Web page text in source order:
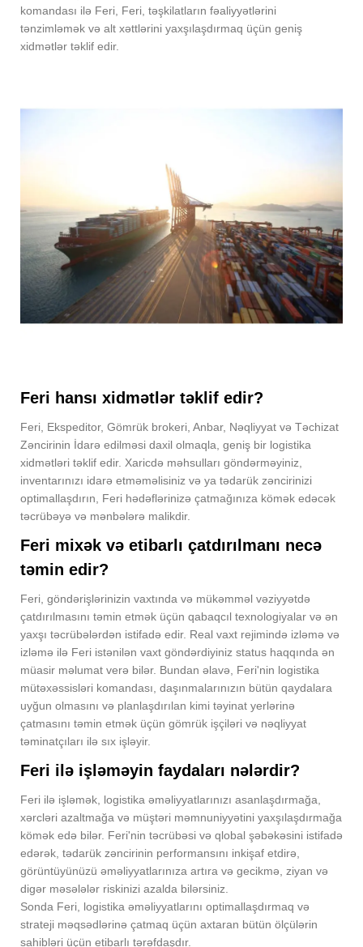
komandası ilə Feri, Feri, təşkilatların fəaliyyətlərini
tənzimləmək və alt xəttlərini yaxşılaşdırmaq üçün geniş
xidmətlər təklif edir.
Feri hansı xidmətlər təklif edir?
Feri, Ekspeditor, Gömrük brokeri, Anbar, Nəqliyyat və Təchizat
Zəncirinin İdarə edilməsi daxil olmaqla, geniş bir logistika
xidmətləri təklif edir. Xaricdə məhsulları göndərməyiniz,
inventarınızı idarə etməməlisiniz və ya tədarük zəncirinizi
optimallaşdırın, Feri hədəflərinizə çatmağınıza kömək edəcək
təcrübəyə və mənbələrə malikdir.
Feri mixək və etibarlı çatdırılmanı necə
təmin edir?
Feri, göndərişlərinizin vaxtında və mükəmməl vəziyyətdə
çatdırılmasını təmin etmək üçün qabaqcıl texnologiyalar və ən
yaxşı təcrübələrdən istifadə edir. Real vaxt rejimində izləmə və
izləmə ilə Feri istənilən vaxt göndərdiyiniz status haqqında ən
müasir məlumat verə bilər. Bundan əlavə, Feri'nin logistika
mütəxəssisləri komandası, daşınmalarınızın bütün qaydalara
uyğun olmasını və planlaşdırılan kimi təyinat yerlərinə
çatmasını təmin etmək üçün gömrük işçiləri və nəqliyyat
təminatçıları ilə sıx işləyir.
Feri ilə işləməyin faydaları nələrdir?
Feri ilə işləmək, logistika əməliyyatlarınızı asanlaşdırmağa,
xərcləri azaltmağa və müştəri məmnuniyyətini yaxşılaşdırmağa
kömək edə bilər. Feri'nin təcrübəsi və qlobal şəbəkəsini istifadə
edərək, tədarük zəncirinin performansını inkişaf etdirə,
görüntüyünüzü əməliyyatlarınıza artıra və gecikmə, ziyan və
digər məsələlər riskinizi azalda bilərsiniz.
Sonda Feri, logistika əməliyyatlarını optimallaşdırmaq və
strateji məqsədlərinə çatmaq üçün axtaran bütün ölçülərin
sahibləri üçün etibarlı tərəfdaşdır.